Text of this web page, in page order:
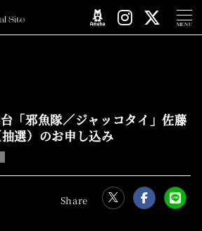
MENU
「邪魚隊／ジャッコタイ」佐藤
選）のお申し込み